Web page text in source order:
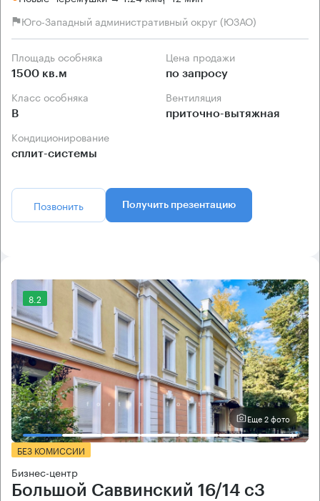
Юго-Западный административный округ (ЮЗАО)
Площадь особняка
1500 кв.м
Цена продажи
по запросу
Класс особняка
B
Вентиляция
приточно-вытяжная
Кондиционирование
сплит-системы
Позвонить Получить презентацию
8.2
Еще 2 фото
БЕЗ КОМИССИИ
Бизнес-центр
Большой Саввинский 16/14 с3